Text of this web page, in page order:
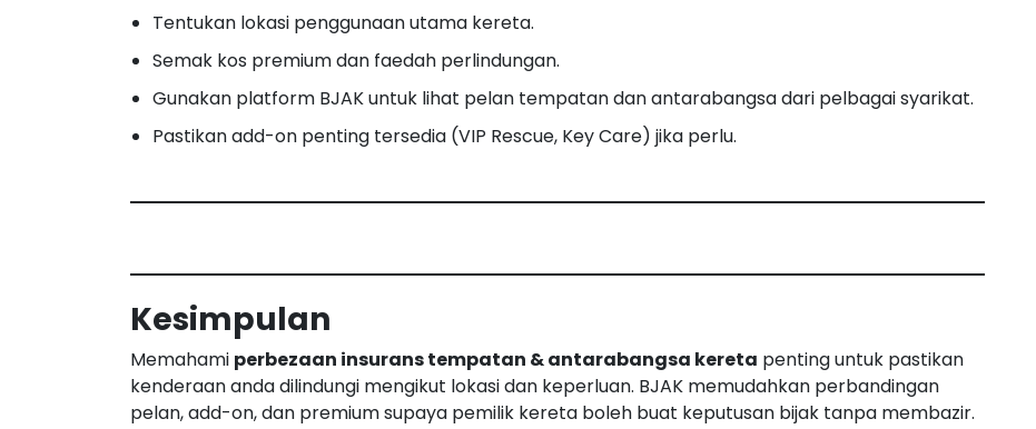
Tentukan lokasi penggunaan utama kereta.
Semak kos premium dan faedah perlindungan.
Gunakan platform BJAK untuk lihat pelan tempatan dan antarabangsa dari pelbagai syarikat.
Pastikan add-on penting tersedia (VIP Rescue, Key Care) jika perlu.
Kesimpulan
Memahami perbezaan insurans tempatan & antarabangsa kereta penting untuk pastikan
kenderaan anda dilindungi mengikut lokasi dan keperluan. BJAK memudahkan perbandingan
pelan, add-on, dan premium supaya pemilik kereta boleh buat keputusan bijak tanpa membazir.